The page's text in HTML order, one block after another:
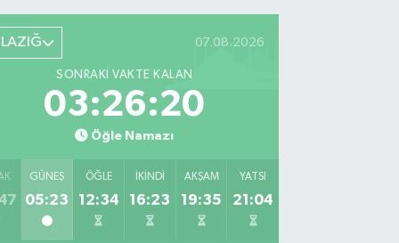
07.08.2026
SONRAKI VAKTE KALAN
03:26:19
Öğle Namazı
GÜNEŞ
05:23
ÖĞLE
12:34
İKINDI
16:23
AKŞAM
19:35
YATSI
21:04